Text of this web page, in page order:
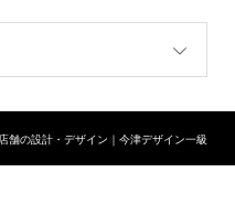
舗の設計・デザイン｜今津デザイン一級